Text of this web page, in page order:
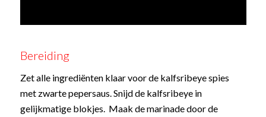
Bereiding
Zet alle ingrediënten klaar voor de kalfsribeye spies
met zwarte pepersaus. Snijd de kalfsribeye in
gelijkmatige blokjes. Maak de marinade door de